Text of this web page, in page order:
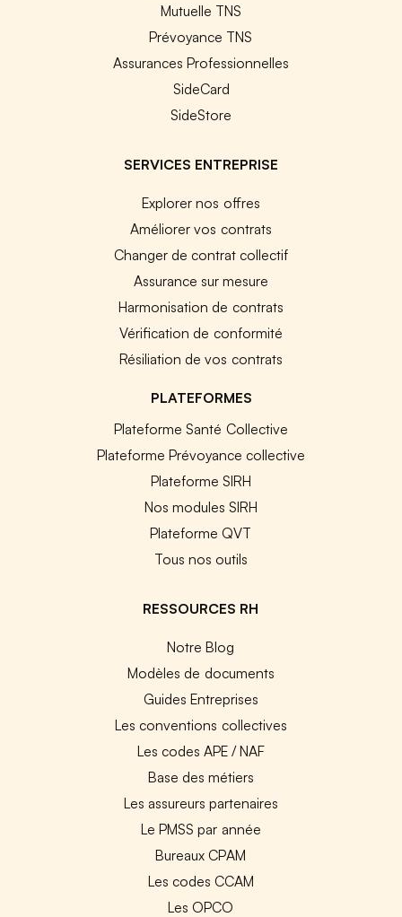
Mutuelle TNS
Prévoyance TNS
Assurances Professionnelles
SideCard
SideStore
SERVICES ENTREPRISE
Explorer nos offres
Améliorer vos contrats
Changer de contrat collectif
Assurance sur mesure
Harmonisation de contrats
Vérification de conformité
Résiliation de vos contrats
PLATEFORMES
Plateforme Santé Collective
Plateforme Prévoyance collective
Plateforme SIRH
Nos modules SIRH
Plateforme QVT
Tous nos outils
RESSOURCES RH
Notre Blog
Modèles de documents
Guides Entreprises
Les conventions collectives
Les codes APE / NAF
Base des métiers
Les assureurs partenaires
Le PMSS par année
Bureaux CPAM
Les codes CCAM
Les OPCO